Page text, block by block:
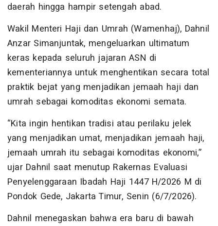
daerah hingga hampir setengah abad.
Wakil Menteri Haji dan Umrah (Wamenhaj), Dahnil
Anzar Simanjuntak, mengeluarkan ultimatum
keras kepada seluruh jajaran ASN di
kementeriannya untuk menghentikan secara total
praktik bejat yang menjadikan jemaah haji dan
umrah sebagai komoditas ekonomi semata.
“Kita ingin hentikan tradisi atau perilaku jelek
yang menjadikan umat, menjadikan jemaah haji,
jemaah umrah itu sebagai komoditas ekonomi,”
ujar Dahnil saat menutup Rakernas Evaluasi
Penyelenggaraan Ibadah Haji 1447 H/2026 M di
Pondok Gede, Jakarta Timur, Senin (6/7/2026).
Dahnil menegaskan bahwa era baru di bawah